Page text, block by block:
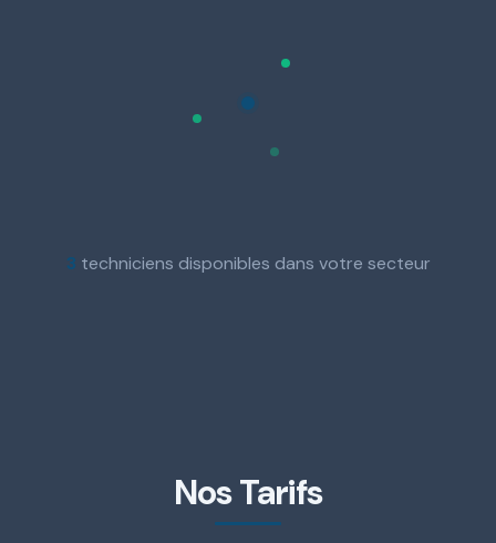
3 techniciens disponibles dans votre secteur
Nos Tarifs